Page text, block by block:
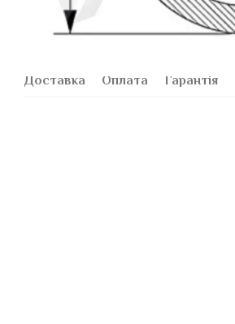
Доставка Оплата Гарантія